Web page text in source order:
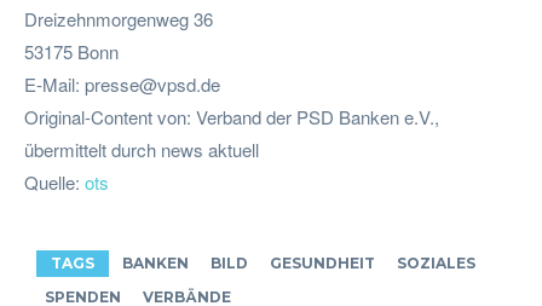
Dreizehnmorgenweg 36
53175 Bonn
E-Mail: presse@vpsd.de
Original-Content von: Verband der PSD Banken e.V.,
übermittelt durch news aktuell
Quelle: ots
TAGS BANKEN BILD GESUNDHEIT
SOZIALES
SPENDEN
VERBÄNDE